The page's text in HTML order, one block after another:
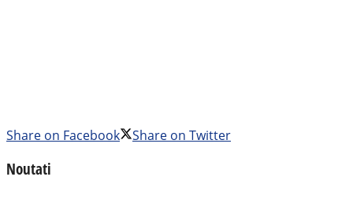
Share on Facebook Share on Twitter
Noutati